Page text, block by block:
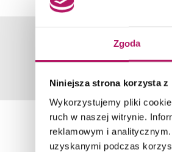
Zgoda
Niniejsza strona korzysta
Wykorzystujemy pliki
ruch w naszej witrynie.
reklamowym i
uzyskanymi podczas
WYBIERZ